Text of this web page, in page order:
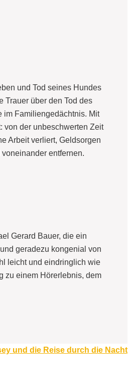
und Tod seines Hundes
Trauer über den Tod des
im Familiengedächtnis. Mit
von der unbeschwerten Zeit
Arbeit verliert, Geldsorgen
entfernen.
Gerard Bauer, die ein
geradezu kongenial von
leicht und eindringlich wie
zu einem Hörerlebnis, dem
und die Reise durch die Nacht